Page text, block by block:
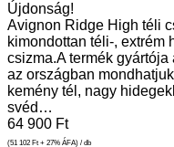
Újdonság!
Avignon Ridge High téli
kimondottan téli-, extrém
csizma.A termék
az országban
kemény tél, nagy
svéd…
64 900 Ft
(51 102 Ft + 27% ÁFA) / db